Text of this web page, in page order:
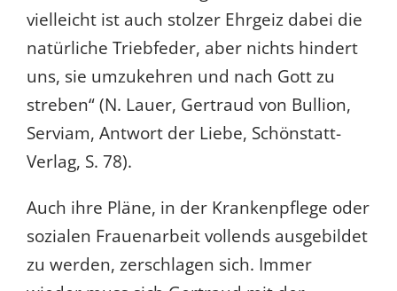
vielleicht ist auch stolzer Ehrgeiz dabei die
natürliche Triebfeder, aber nichts hindert
uns, sie umzukehren und nach Gott zu
streben“ (N. Lauer, Gertraud von Bullion,
Serviam, Antwort der Liebe, Schönstatt-
Verlag, S. 78).
Auch ihre Pläne, in der Krankenpflege oder
sozialen Frauenarbeit vollends ausgebildet
zu werden, zerschlagen sich. Immer